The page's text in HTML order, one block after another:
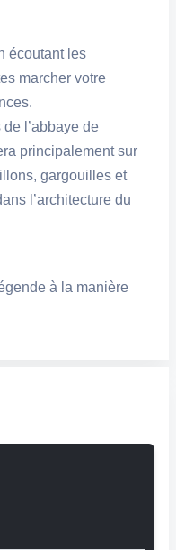
écoutant les
marcher votre
l’abbaye de
principalement sur
gargouilles et
l’architecture du
à la manière